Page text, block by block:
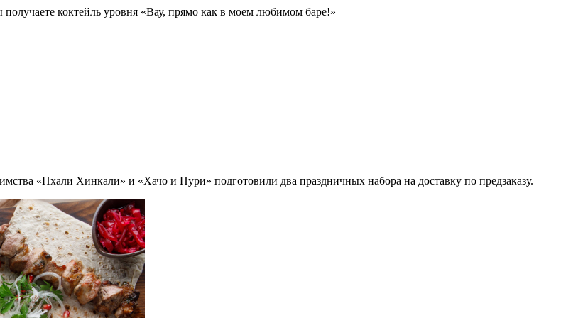
коктейль уровня «Вау, прямо как в моем любимом баре!»
«Пхали Хинкали» и «Хачо и Пури» подготовили два праздничных набора на доставку по предзаказу.